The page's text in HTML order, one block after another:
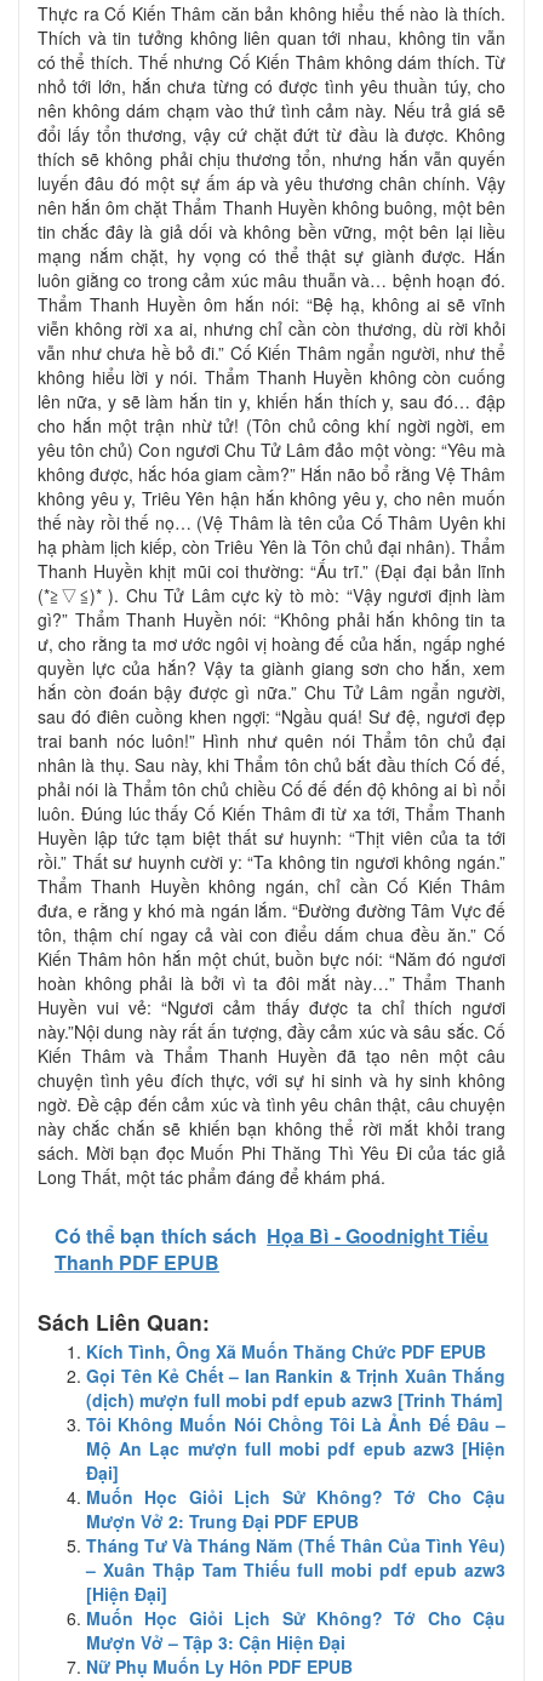
Thực ra Cố Kiến Thâm căn bản không hiểu thế nào là thích.
Thích và tin tưởng không liên quan tới nhau, không tin vẫn
có thể thích. Thế nhưng Cố Kiến Thâm không dám thích. Từ
nhỏ tới lớn, hắn chưa từng có được tình yêu thuần túy, cho
nên không dám chạm vào thứ tình cảm này. Nếu trả giá sẽ
đổi lấy tổn thương, vậy cứ chặt đứt từ đầu là được. Không
thích sẽ không phải chịu thương tổn, nhưng hắn vẫn quyến
luyến đâu đó một sự ấm áp và yêu thương chân chính. Vậy
nên hắn ôm chặt Thẩm Thanh Huyền không buông, một bên
tin chắc đây là giả dối và không bền vững, một bên lại liều
mạng nắm chặt, hy vọng có thể thật sự giành được. Hắn
luôn giằng co trong cảm xúc mâu thuẫn và… bệnh hoạn đó.
Thẩm Thanh Huyền ôm hắn nói: “Bệ hạ, không ai sẽ vĩnh
viễn không rời xa ai, nhưng chỉ cần còn thương, dù rời khỏi
vẫn như chưa hề bỏ đi.” Cố Kiến Thâm ngẩn người, như thể
không hiểu lời y nói. Thẩm Thanh Huyền không còn cuống
lên nữa, y sẽ làm hắn tin y, khiến hắn thích y, sau đó… đập
cho hắn một trận nhừ tử! (Tôn chủ công khí ngời ngời, em
yêu tôn chủ) Con ngươi Chu Tử Lâm đảo một vòng: “Yêu mà
không được, hắc hóa giam cầm?” Hắn não bổ rằng Vệ Thâm
không yêu y, Triêu Yên hận hắn không yêu y, cho nên muốn
thế này rồi thế nọ… (Vệ Thâm là tên của Cố Thâm Uyên khi
hạ phàm lịch kiếp, còn Triêu Yên là Tôn chủ đại nhân). Thẩm
Thanh Huyền khịt mũi coi thường: “Ấu trĩ.” (Đại đại bản lĩnh
(*≧▽≦)* ). Chu Tử Lâm cực kỳ tò mò: “Vậy ngươi định làm
gì?” Thẩm Thanh Huyền nói: “Không phải hắn không tin ta
ư, cho rằng ta mơ ước ngôi vị hoàng đế của hắn, ngấp nghé
quyền lực của hắn? Vậy ta giành giang sơn cho hắn, xem
hắn còn đoán bậy được gì nữa.” Chu Tử Lâm ngẩn người,
sau đó điên cuồng khen ngợi: “Ngầu quá! Sư đệ, ngươi đẹp
trai banh nóc luôn!” Hình như quên nói Thẩm tôn chủ đại
nhân là thụ. Sau này, khi Thẩm tôn chủ bắt đầu thích Cố đế,
phải nói là Thẩm tôn chủ chiều Cố đế đến độ không ai bì nổi
luôn. Đúng lúc thấy Cố Kiến Thâm đi từ xa tới, Thẩm Thanh
Huyền lập tức tạm biệt thất sư huynh: “Thịt viên của ta tới
rồi.” Thất sư huynh cười y: “Ta không tin ngươi không ngán.”
Thẩm Thanh Huyền không ngán, chỉ cần Cố Kiến Thâm
đưa, e rằng y khó mà ngán lắm. “Đường đường Tâm Vực đế
tôn, thậm chí ngay cả vài con điểu dấm chua đều ăn.” Cố
Kiến Thâm hôn hắn một chút, buồn bực nói: “Năm đó ngươi
hoàn không phải là bởi vì ta đôi mắt này…” Thẩm Thanh
Huyền vui vẻ: “Ngươi cảm thấy được ta chỉ thích ngươi
này.”Nội dung này rất ấn tượng, đầy cảm xúc và sâu sắc. Cố
Kiến Thâm và Thẩm Thanh Huyền đã tạo nên một câu
chuyện tình yêu đích thực, với sự hi sinh và hy sinh không
ngờ. Đề cập đến cảm xúc và tình yêu chân thật, câu chuyện
này chắc chắn sẽ khiến bạn không thể rời mắt khỏi trang
sách. Mời bạn đọc Muốn Phi Thăng Thì Yêu Đi của tác giả
Long Thất, một tác phẩm đáng để khám phá.
Có thể bạn thích sách Họa Bì - Goodnight Tiểu
Thanh PDF EPUB
Sách Liên Quan:
Kích Tình, Ông Xã Muốn Thăng Chức PDF EPUB
Gọi Tên Kẻ Chết – Ian Rankin & Trịnh Xuân Thắng
(dịch) mượn full mobi pdf epub azw3 [Trinh Thám]
Tôi Không Muốn Nói Chồng Tôi Là Ảnh Đế Đâu –
Mộ An Lạc mượn full mobi pdf epub azw3 [Hiện
Đại]
Muốn Học Giỏi Lịch Sử Không? Tớ Cho Cậu
Mượn Vở 2: Trung Đại PDF EPUB
Tháng Tư Và Tháng Năm (Thế Thân Của Tình Yêu)
– Xuân Thập Tam Thiếu full mobi pdf epub azw3
[Hiện Đại]
Muốn Học Giỏi Lịch Sử Không? Tớ Cho Cậu
Mượn Vở – Tập 3: Cận Hiện Đại
Nữ Phụ Muốn Ly Hôn PDF EPUB